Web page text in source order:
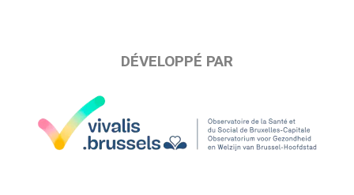
DÉVELOPPÉ PAR